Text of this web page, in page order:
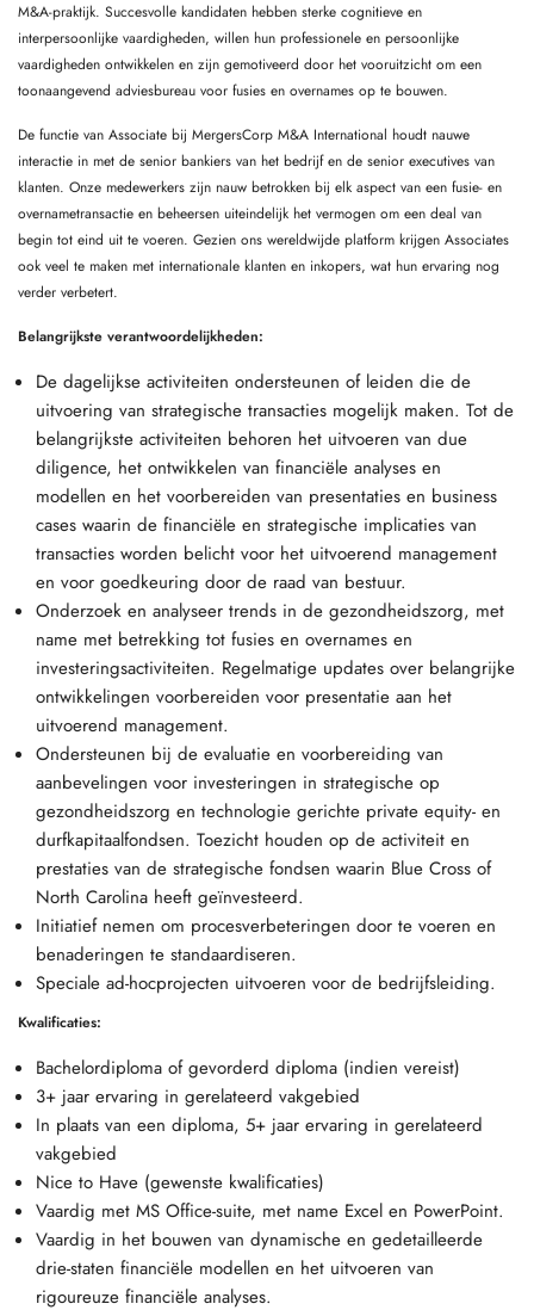
M&A-praktijk. Succesvolle kandidaten hebben sterke cognitieve en
interpersoonlijke vaardigheden, willen hun professionele en persoonlijke
vaardigheden ontwikkelen en zijn gemotiveerd door het vooruitzicht om een
toonaangevend adviesbureau voor fusies en overnames op te bouwen.
De functie van Associate bij MergersCorp M&A International houdt nauwe
interactie in met de senior bankiers van het bedrijf en de senior executives van
klanten. Onze medewerkers zijn nauw betrokken bij elk aspect van een fusie- en
overnametransactie en beheersen uiteindelijk het vermogen om een deal van
begin tot eind uit te voeren. Gezien ons wereldwijde platform krijgen Associates
ook veel te maken met internationale klanten en inkopers, wat hun ervaring nog
verder verbetert.
Belangrijkste verantwoordelijkheden:
De dagelijkse activiteiten ondersteunen of leiden die de
uitvoering van strategische transacties mogelijk maken. Tot de
belangrijkste activiteiten behoren het uitvoeren van due
diligence, het ontwikkelen van financiële analyses en
modellen en het voorbereiden van presentaties en business
cases waarin de financiële en strategische implicaties van
transacties worden belicht voor het uitvoerend management
en voor goedkeuring door de raad van bestuur.
Onderzoek en analyseer trends in de gezondheidszorg, met
name met betrekking tot fusies en overnames en
investeringsactiviteiten. Regelmatige updates over belangrijke
ontwikkelingen voorbereiden voor presentatie aan het
uitvoerend management.
Ondersteunen bij de evaluatie en voorbereiding van
aanbevelingen voor investeringen in strategische op
gezondheidszorg en technologie gerichte private equity- en
durfkapitaalfondsen. Toezicht houden op de activiteit en
prestaties van de strategische fondsen waarin Blue Cross of
North Carolina heeft geïnvesteerd.
Initiatief nemen om procesverbeteringen door te voeren en
benaderingen te standaardiseren.
Speciale ad-hocprojecten uitvoeren voor de bedrijfsleiding.
Kwalificaties:
Bachelordiploma of gevorderd diploma (indien vereist)
3+ jaar ervaring in gerelateerd vakgebied
In plaats van een diploma, 5+ jaar ervaring in gerelateerd
vakgebied
Nice to Have (gewenste kwalificaties)
Vaardig met MS Office-suite, met name Excel en PowerPoint.
Vaardig in het bouwen van dynamische en gedetailleerde
drie-staten financiële modellen en het uitvoeren van
rigoureuze financiële analyses.